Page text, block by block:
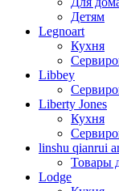
Детям
Legnoart
Кухня
Libbey
Liberty Jones
Кухня
linshu qianrui
Товары
Lodge